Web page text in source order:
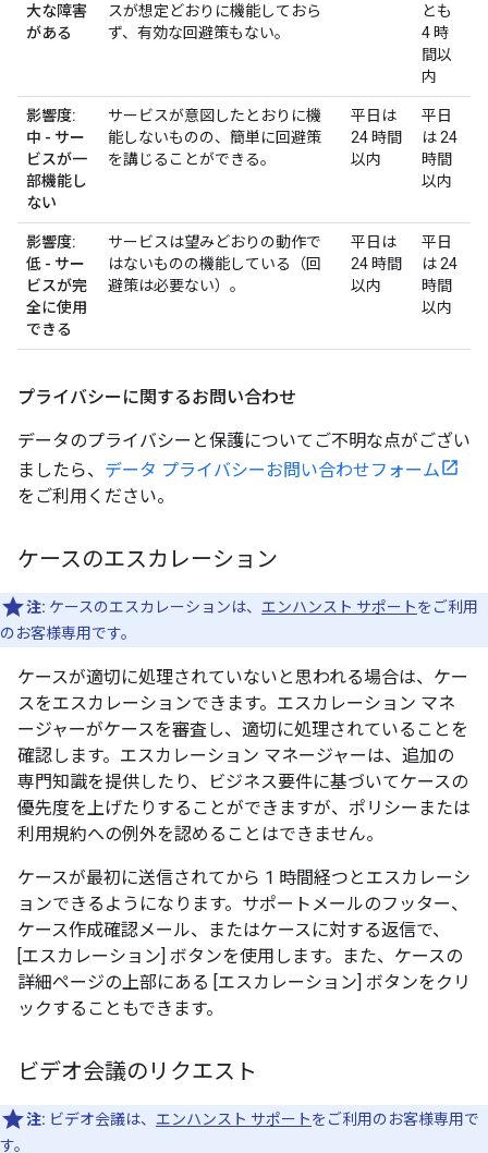
大な障害
がある
スが想定どおりに機能しておら
ず、有効な回避策もない。
とも
4 時
間以
内
影響度:
中 - サー
ビスが一
部機能し
ない
サービスが意図したとおりに機
能しないものの、簡単に回避策
を講じることができる。
平日は
24 時間
以内
平日
は 24
時間
以内
影響度:
低 - サー
ビスが完
全に使用
できる
サービスは望みどおりの動作で
はないものの機能している（回
避策は必要ない）。
平日は
24 時間
以内
平日
は 24
時間
以内
プライバシーに関するお問い合わせ
データのプライバシーと保護についてご不明な点がござい
ましたら、 データ プライバシーお問い合わせフォーム
をご利用ください。
ケースのエスカレーション
注: ケースのエスカレーションは、 エンハンスト サポートをご利用
のお客様専用です。
ケースが適切に処理されていないと思われる場合は、ケー
スをエスカレーションできます。エスカレーション マネ
ージャーがケースを審査し、適切に処理されていることを
確認します。エスカレーション マネージャーは、追加の
専門知識を提供したり、ビジネス要件に基づいてケースの
優先度を上げたりすることができますが、ポリシーまたは
利用規約への例外を認めることはできません。
ケースが最初に送信されてから 1 時間経つとエスカレーシ
ョンできるようになります。サポートメールのフッター、
ケース作成確認メール、またはケースに対する返信で、
[エスカレーション] ボタンを使用します。また、ケースの
詳細ページの上部にある [エスカレーション] ボタンをクリ
ックすることもできます。
ビデオ会議のリクエスト
注: ビデオ会議は、 エンハンスト サポートをご利用のお客様専用で
す。